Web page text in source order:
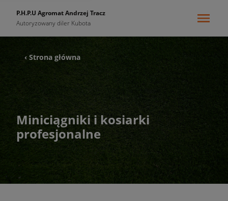
P.H.P.U Agromat Andrzej Tracz
Autoryzowany diler Kubota
‹ Strona główna
Miniciągniki i kosiarki
profesjonalne